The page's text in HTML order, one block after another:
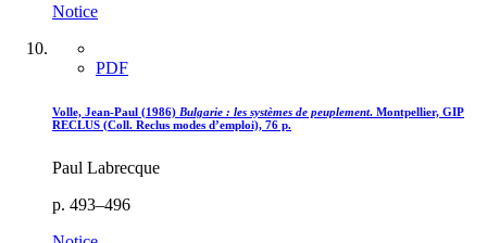
Notice
PDF
Volle, Jean-Paul (1986) Bulgarie : les systèmes de peuplement. Montpellier, GIP
RECLUS (Coll. Reclus modes d’emploi), 76 p.
Paul Labrecque
p. 493–496